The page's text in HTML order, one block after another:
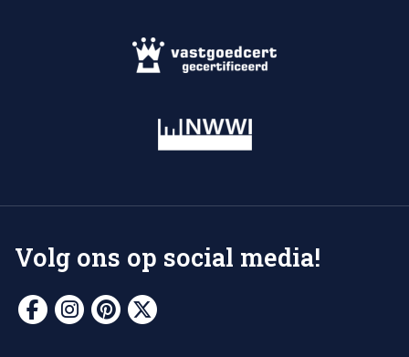
Volg ons op social media!